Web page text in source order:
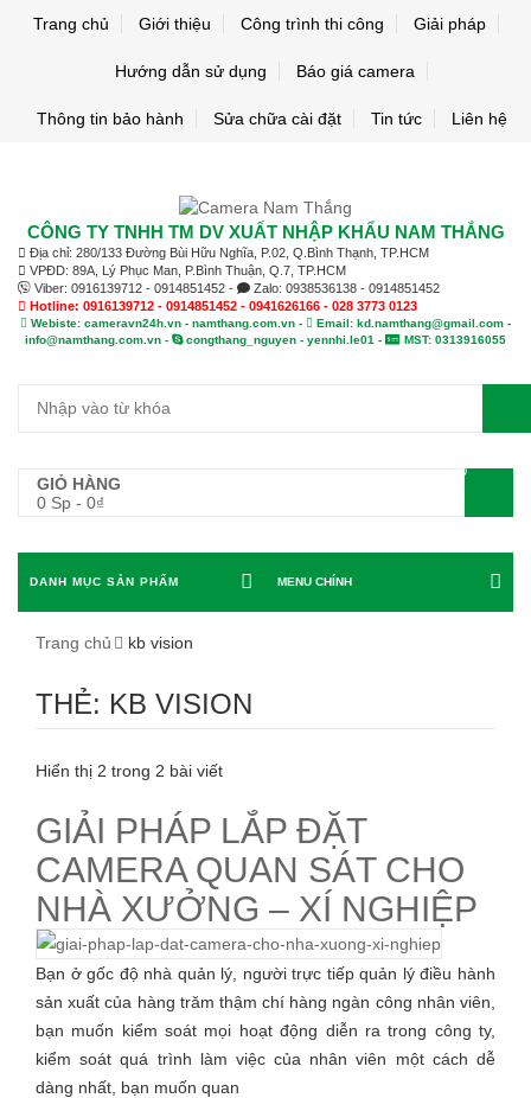
Trang chủ Giới thiệu Công trình thi công Giải pháp
Hướng dẫn sử dụng Báo giá camera
Thông tin bảo hành Sửa chữa cài đặt Tin tức Liên hệ
CÔNG TY TNHH TM DV XUẤT NHẬP KHẨU NAM THẮNG
Địa chỉ: 280/133 Đường Bùi Hữu Nghĩa, P.02, Q.Bình Thạnh, TP.HCM
VPĐD: 89A, Lý Phục Man, P.Bình Thuận, Q.7, TP.HCM
Viber: 0916139712 - 0914851452 -
Zalo: 0938536138 - 0914851452
Hotline: 0916139712 - 0914851452 - 0941626166 - 028 3773 0123
Webiste: cameravn24h.vn - namthang.com.vn -
Email: kd.namthang@gmail.com -
info@namthang.com.vn -
congthang_nguyen - yennhi.le01 - MST: 0313916055
GIỎ HÀNG
0 Sp - 0₫
0
DANH MỤC SẢN PHẨM MENU CHÍNH
Trang chủ kb vision
THẺ: KB VISION
Hiển thị 2 trong 2 bài viết
GIẢI PHÁP LẮP ĐẶT
CAMERA QUAN SÁT CHO
NHÀ XƯỞNG – XÍ NGHIỆP
Bạn ở gốc độ nhà quản lý, người trực tiếp quản lý điều hành
sản xuất của hàng trăm thậm chí hàng ngàn công nhân viên,
bạn muốn kiểm soát mọi hoạt động diễn ra trong công ty,
kiểm soát quá trình làm việc của nhân viên một cách dễ
dàng nhất, bạn muốn quan